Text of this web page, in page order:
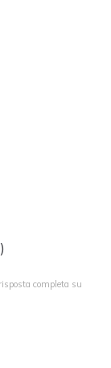
completa su